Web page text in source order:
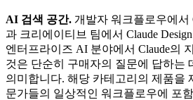
AI 검색 공간. 개발자 워크플로우에서
과 크리에이티브 팀에서 Claude
엔터프라이즈 AI 분야에서 Claude의
것은 단순히 구매자의 질문에 답하는
의미합니다. 해당 카테고리의 제품을
문가들의 일상적인 워크플로우에 포